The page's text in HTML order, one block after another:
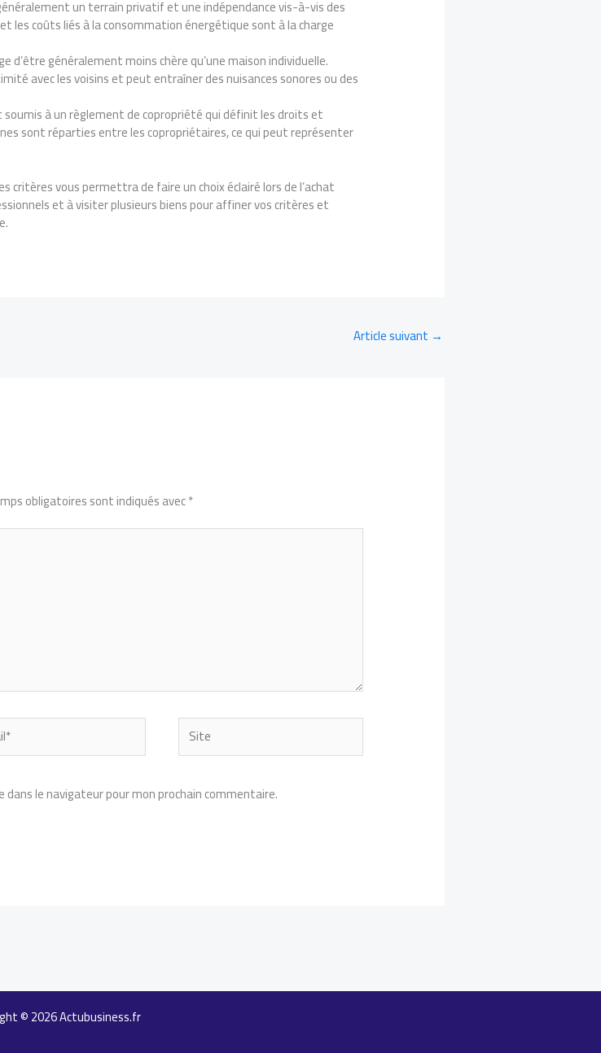
un terrain privatif et une indépendance vis-à-vis des
les coûts liés à la consommation énergétique sont à la charge
d’être généralement moins chère qu’une maison individuelle.
avec les voisins et peut entraîner des nuisances sonores ou des
soumis à un règlement de copropriété qui définit les droits et
sont réparties entre les copropriétaires, ce qui peut représenter
critères vous permettra de faire un choix éclairé lors de l’achat
et à visiter plusieurs biens pour affiner vos critères et
Article suivant →
obligatoires sont indiqués avec*
Site
le navigateur pour mon prochain commentaire.
© 2026 Actubusiness.fr